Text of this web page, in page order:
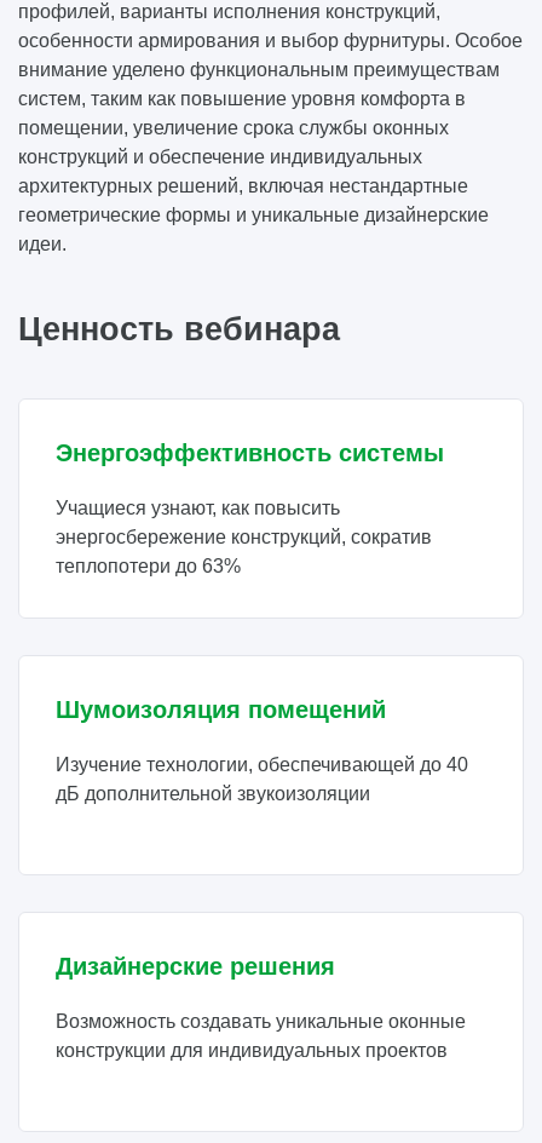
профилей, варианты исполнения конструкций,
особенности армирования и выбор фурнитуры. Особое
внимание уделено функциональным преимуществам
систем, таким как повышение уровня комфорта в
помещении, увеличение срока службы оконных
конструкций и обеспечение индивидуальных
архитектурных решений, включая нестандартные
геометрические формы и уникальные дизайнерские
идеи.
Ценность вебинара
Энергоэффективность системы
Учащиеся узнают, как повысить
энергосбережение конструкций, сократив
теплопотери до 63%
Шумоизоляция помещений
Изучение технологии, обеспечивающей до 40
дБ дополнительной звукоизоляции
Дизайнерские решения
Возможность создавать уникальные оконные
конструкции для индивидуальных проектов